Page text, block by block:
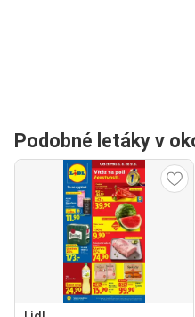
Podobné letáky v